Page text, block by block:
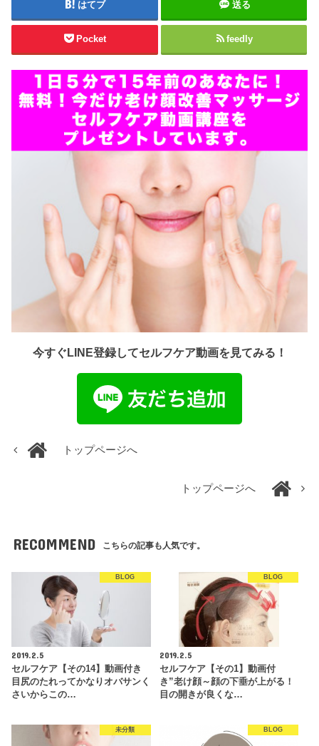
はてブ 送る
Pocket feedly
今すぐLINE登録してセルフケア動画を見てみる！
トップページへ
トップページへ
RECOMMEND こちらの記事も人気です。
BLOG
2019.2.5
セルフケア【その14】動画付き
目尻のたれってかなりオバサンく
さいからこの…
BLOG
2019.2.5
セルフケア【その1】動画付
き”老け顔～顔の下垂が上がる！
目の開きが良くな…
未分類 BLOG